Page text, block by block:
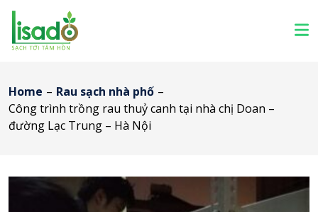
Home – Rau sạch nhà phố –
Công trình trồng rau thuỷ canh tại nhà chị Doan –
đường Lạc Trung – Hà Nội